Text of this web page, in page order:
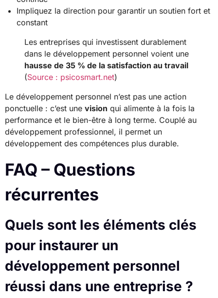
Impliquez la direction pour garantir un soutien fort et
constant
Les entreprises qui investissent durablement
dans le développement personnel voient une
hausse de 35 % de la satisfaction au travail
(Source : psicosmart.net)
Le développement personnel n’est pas une action
ponctuelle : c’est une vision qui alimente à la fois la
performance et le bien-être à long terme. Couplé au
développement professionnel, il permet un
développement des compétences plus durable.
FAQ – Questions
récurrentes
Quels sont les éléments clés
pour instaurer un
développement personnel
réussi dans une entreprise ?